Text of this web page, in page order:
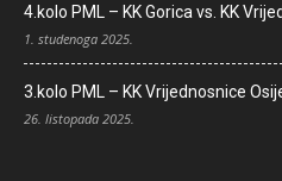
4.kolo PML – KK Gorica vs. KK
1. studenoga 2025.
3.kolo PML – KK Vrijednosnice
26. listopada 2025.